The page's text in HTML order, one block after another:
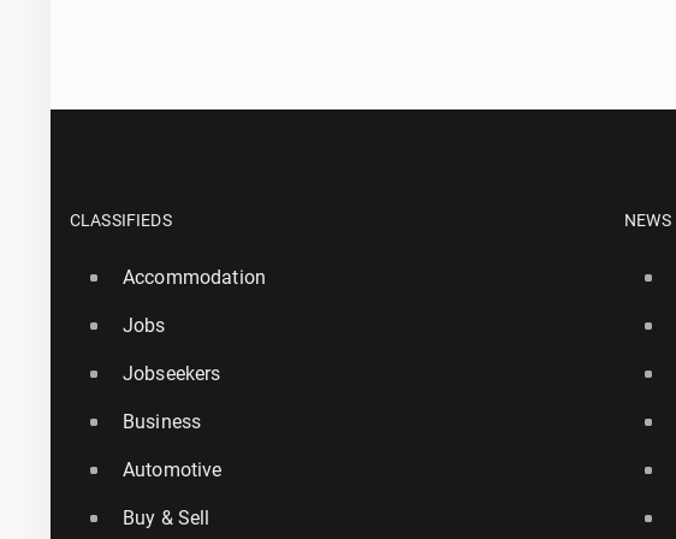
CLASSIFIEDS
Accommodation
Jobs
Jobseekers
Business
Automotive
Buy & Sell
NEWS